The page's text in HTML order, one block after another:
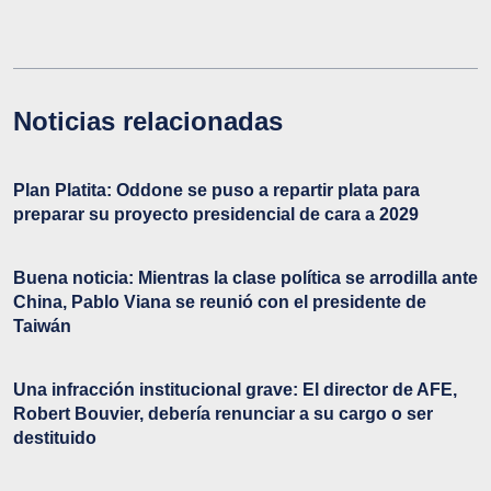
Noticias relacionadas
Plan Platita: Oddone se puso a repartir plata para
preparar su proyecto presidencial de cara a 2029
Buena noticia: Mientras la clase política se arrodilla ante
China, Pablo Viana se reunió con el presidente de
Taiwán
Una infracción institucional grave: El director de AFE,
Robert Bouvier, debería renunciar a su cargo o ser
destituido